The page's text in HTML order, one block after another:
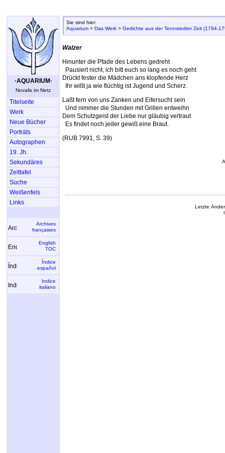
·AQUARIUM·
Novalis im Netz
Titelseite
Werk
Neue Bücher
Porträts
Autographen
19. Jh.
Sekundäres
Zeittafel
Suche
Weißenfels
Links
Archives
françaises
English
TOC
Índice
español
Indice
italiano
Sie sind hier:
Aquarium > Das Werk > Gedichte aus der Tennstedter Zeit (1794-
Walzer
Hinunter die Pfade des Lebens gedreht
Pausiert nicht, ich bitt euch so lang es noch geht
Drückt fester die Mädchen ans klopfende Herz
Ihr wißt ja wie flüchtig ist Jugend und Scherz.
Laßt fern von uns Zanken und Eifersucht sein
Und nimmer die Stunden mit Grillen entweihn
Dem Schutzgeist der Liebe nur gläubig vertraut
Es findet noch jeder gewiß eine Braut.
(RUB 7991, S. 39)
Letzte